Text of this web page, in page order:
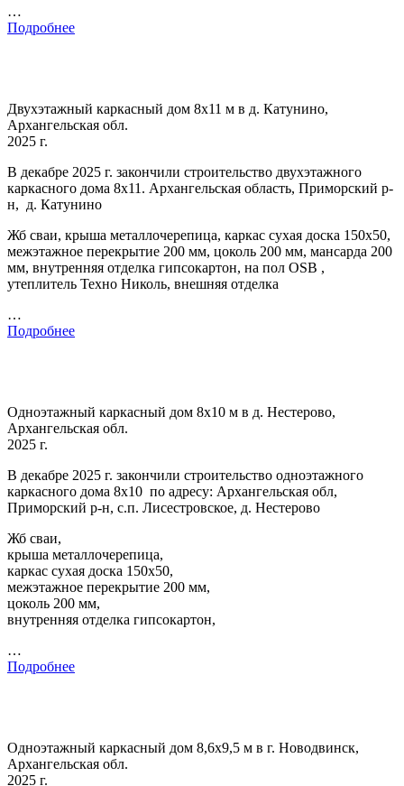
…
Подробнее
Двухэтажный каркасный дом 8х11 м в д. Катунино,
Архангельская обл.
2025 г.
В декабре 2025 г. закончили строительство двухэтажного
каркасного дома 8х11. Архангельская область, Приморский р-
н, д. Катунино
Жб сваи, крыша металлочерепица, каркас сухая доска 150х50,
межэтажное перекрытие 200 мм, цоколь 200 мм, мансарда 200
мм, внутренняя отделка гипсокартон, на пол OSB ,
утеплитель Техно Николь, внешняя отделка
…
Подробнее
Одноэтажный каркасный дом 8х10 м в д. Нестерово,
Архангельская обл.
2025 г.
В декабре 2025 г. закончили строительство одноэтажного
каркасного дома 8х10 по адресу: Архангельская обл,
Приморский р-н, с.п. Лисестровское, д. Нестерово
Жб сваи,
крыша металлочерепица,
каркас сухая доска 150х50,
межэтажное перекрытие 200 мм,
цоколь 200 мм,
внутренняя отделка гипсокартон,
…
Подробнее
Одноэтажный каркасный дом 8,6х9,5 м в г. Новодвинск,
Архангельская обл.
2025 г.